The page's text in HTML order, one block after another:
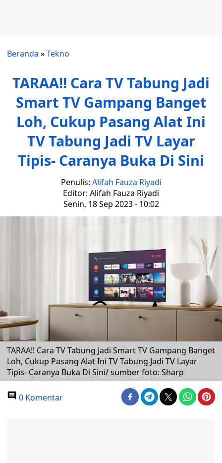
Beranda »Tekno
TARAA!! Cara TV Tabung Jadi
Smart TV Gampang Banget
Loh, Cukup Pasang Alat Ini
TV Tabung Jadi TV Layar
Tipis- Caranya Buka Di Sini
Penulis: Alifah Fauza Riyadi
Editor: Alifah Fauza Riyadi
Senin, 18 Sep 2023 - 10:02
TARAA!! Cara TV Tabung Jadi Smart TV Gampang Banget
Loh, Cukup Pasang Alat Ini TV Tabung Jadi TV Layar
Tipis- Caranya Buka Di Sini/ sumber foto: Sharp
0 Komentar